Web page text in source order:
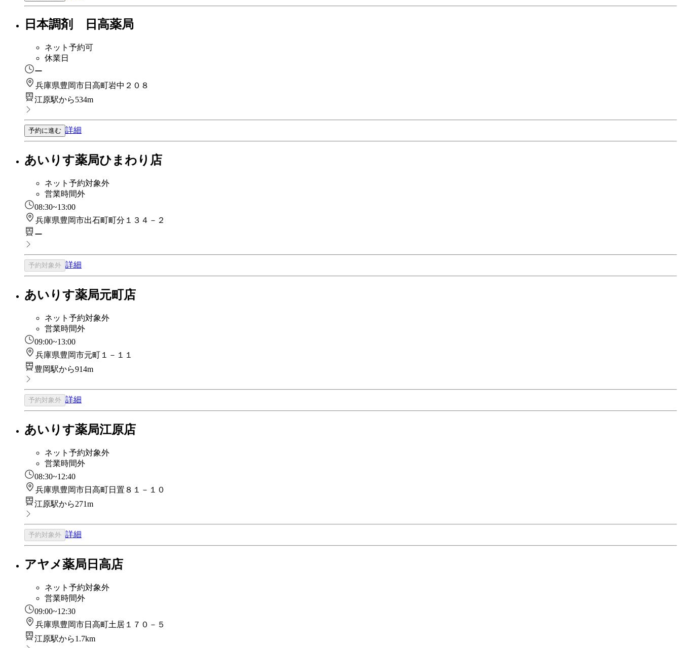
日本調剤 日高薬局
ネット予約可
休業日
ー
兵庫県豊岡市日高町岩中２０８
江原駅から534m
予約に進む 詳細
あいりす薬局ひまわり店
ネット予約対象外
営業時間外
08:30~13:00
兵庫県豊岡市出石町町分１３４－２
ー
予約対象外 詳細
あいりす薬局元町店
ネット予約対象外
営業時間外
09:00~13:00
兵庫県豊岡市元町１－１１
豊岡駅から914m
予約対象外 詳細
あいりす薬局江原店
ネット予約対象外
営業時間外
08:30~12:40
兵庫県豊岡市日高町日置８１－１０
江原駅から271m
予約対象外 詳細
アヤメ薬局日高店
ネット予約対象外
営業時間外
09:00~12:30
兵庫県豊岡市日高町土居１７０－５
江原駅から1.7km